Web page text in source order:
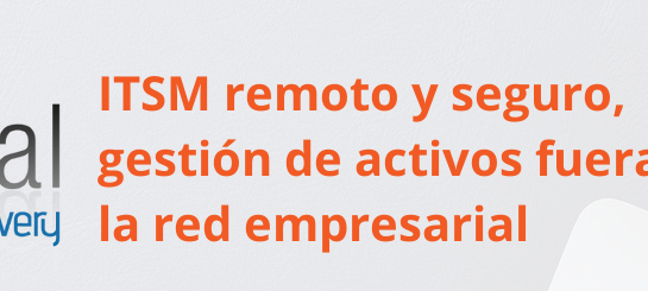
ITSM remoto y seguro,
gestión de activos
la red empresarial